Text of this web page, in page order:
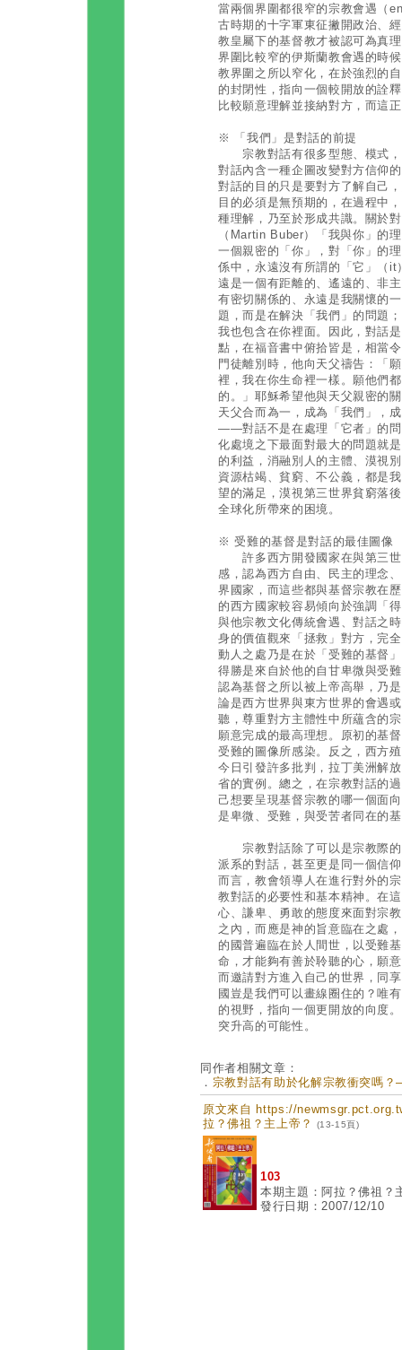
當兩個界圍都很窄的宗教會遇（
古時期的十字軍東征撇開政治、
教皇屬下的基督教才被認可為真
界圍比較窄的伊斯蘭教會遇的時
教界圍之所以窄化，在於強烈的
的封閉性，指向一個較開放的詮
比較願意理解並接納對方，而這
※ 「我們」是對話的前提
宗教對話有很多型態、模式，
對話內含一種企圖改變對方信仰
對話的目的只是要對方了解自己
目的必須是無預期的，在過程中
種理解，乃至於形成共識。關於
（Martin Buber）「我與你」的
一個親密的「你」，對「你」的
係中，永遠沒有所謂的「它」（
遠是一個有距離的、遙遠的、非
有密切關係的、永遠是我關懷的
題，而是在解決「我們」的問題
我也包含在你裡面。因此，對話
點，在福音書中俯拾皆是，相當
門徒離別時，他向天父禱告：「
裡，我在你生命裡一樣。願他們
的。」耶穌希望他與天父親密的
天父合而為一，成為「我們」，
——對話不是在處理「它者」的
化處境之下最面對最大的問題就
的利益，消融別人的主體、漠視
資源枯竭、貧窮、不公義，都是
望的滿足，漠視第三世界貧窮落
全球化所帶來的困境。
※ 受難的基督是對話的最佳圖像
許多西方開發國家在與第三世
感，認為西方自由、民主的理念
界國家，而這些都與基督宗教在
的西方國家較容易傾向於強調「
與他宗教文化傳統會遇、對話之
身的價值觀來「拯救」對方，完
動人之處乃是在於「受難的基督
得勝是來自於他的自甘卑微與受
認為基督之所以被上帝高舉，乃
論是西方世界與東方世界的會遇
聽，尊重對方主體性中所蘊含的
願意完成的最高理想。原初的基
受難的圖像所感染。反之，西方
今日引發許多批判，拉丁美洲解
省的實例。總之，在宗教對話的
己想要呈現基督宗教的哪一個面
是卑微、受難，與受苦者同在的
宗教對話除了可以是宗教際的
派系的對話，甚至更是同一個信
而言，教會領導人在進行對外的
教對話的必要性和基本精神。在
心、謙卑、勇敢的態度來面對宗
之內，而應是神的旨意臨在之處
的國普遍臨在於人間世，以受難
命，才能夠有善於聆聽的心，願
而邀請對方進入自己的世界，同
國豈是我們可以畫線圈住的？唯
的視野，指向一個更開放的向度
突升高的可能性。
同作者相關文章：
． 宗教對話有助於化解宗教衝突嗎
原文來自 https://
拉？佛祖？主上帝？
(13-15頁)
103
本期主題：阿拉？佛祖？
發行日期：2007/12/10